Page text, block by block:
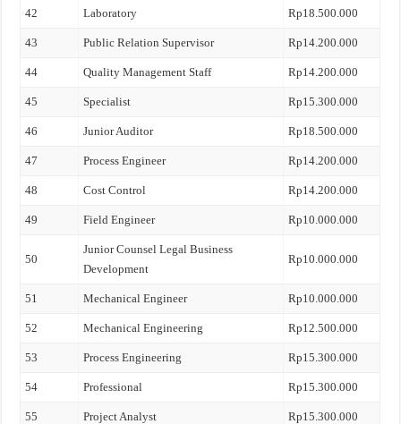
42 Laboratory Rp18.500.000
43 Public Relation Supervisor Rp14.200.000
44 Quality Management Staff Rp14.200.000
45 Specialist Rp15.300.000
46 Junior Auditor Rp18.500.000
47 Process Engineer Rp14.200.000
48 Cost Control Rp14.200.000
49 Field Engineer Rp10.000.000
50
Junior Counsel Legal Business
Development
Rp10.000.000
51 Mechanical Engineer Rp10.000.000
52 Mechanical Engineering Rp12.500.000
53 Process Engineering Rp15.300.000
54 Professional Rp15.300.000
55 Project Analyst Rp15.300.000